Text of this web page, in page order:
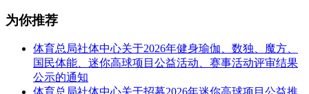
为你推荐
体育总局社体中心关于2026年健身瑜伽、数独、魔方、
国民体能、迷你高球项目公益活动、赛事活动评审结果
公示的通知